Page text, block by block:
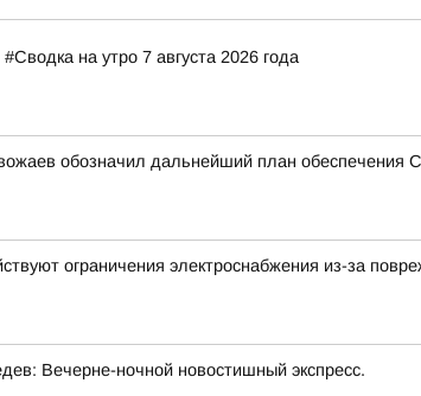
на утро 7 августа 2026 года
обозначил дальнейший план обеспечения
ограничения электроснабжения из-за
Вечерне-ночной новостишный экспресс.